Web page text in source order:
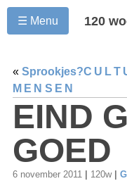
☰ Menu 120
« Sprookjes?
MENSEN
EIND
GOED
6 november 2011 120w